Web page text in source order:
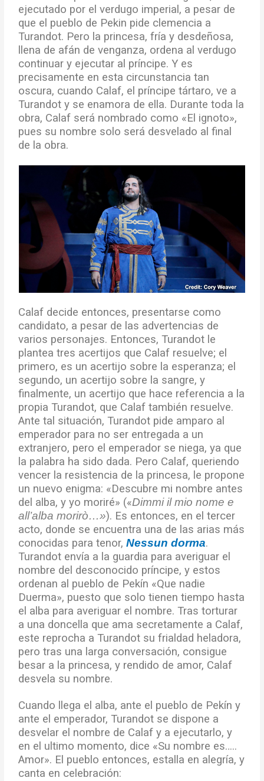
ejecutado por el verdugo imperial, a pesar de
que el pueblo de Pekin pide clemencia a
Turandot. Pero la princesa, fría y desdeñosa,
llena de afán de venganza, ordena al verdugo
continuar y ejecutar al príncipe. Y es
precisamente en esta circunstancia tan
oscura, cuando Calaf, el príncipe tártaro, ve a
Turandot y se enamora de ella. Durante toda la
obra, Calaf será nombrado como «El ignoto»,
pues su nombre solo será desvelado al final
de la obra.
Calaf decide entonces, presentarse como
candidato, a pesar de las advertencias de
varios personajes. Entonces, Turandot le
plantea tres acertijos que Calaf resuelve; el
primero, es un acertijo sobre la esperanza; el
segundo, un acertijo sobre la sangre, y
finalmente, un acertijo que hace referencia a la
propia Turandot, que Calaf también resuelve.
Ante tal situación, Turandot pide amparo al
emperador para no ser entregada a un
extranjero, pero el emperador se niega, ya que
la palabra ha sido dada. Pero Calaf, queriendo
vencer la resistencia de la princesa, le propone
un nuevo enigma: «Descubre mi nombre antes
del alba, y yo moriré» («Dimmi il mio nome e
all’alba morirò…»). Es entonces, en el tercer
acto, donde se encuentra una de las arias más
conocidas para tenor,Nessun dorma.
Turandot envía a la guardia para averiguar el
nombre del desconocido príncipe, y estos
ordenan al pueblo de Pekín «Que nadie
Duerma», puesto que solo tienen tiempo hasta
el alba para averiguar el nombre. Tras torturar
a una doncella que ama secretamente a Calaf,
este reprocha a Turandot su frialdad heladora,
pero tras una larga conversación, consigue
besar a la princesa, y rendido de amor, Calaf
desvela su nombre.
Cuando llega el alba, ante el pueblo de Pekín y
ante el emperador, Turandot se dispone a
desvelar el nombre de Calaf y a ejecutarlo, y
en el ultimo momento, dice «Su nombre es…..
Amor». El pueblo entonces, estalla en alegría, y
canta en celebración: